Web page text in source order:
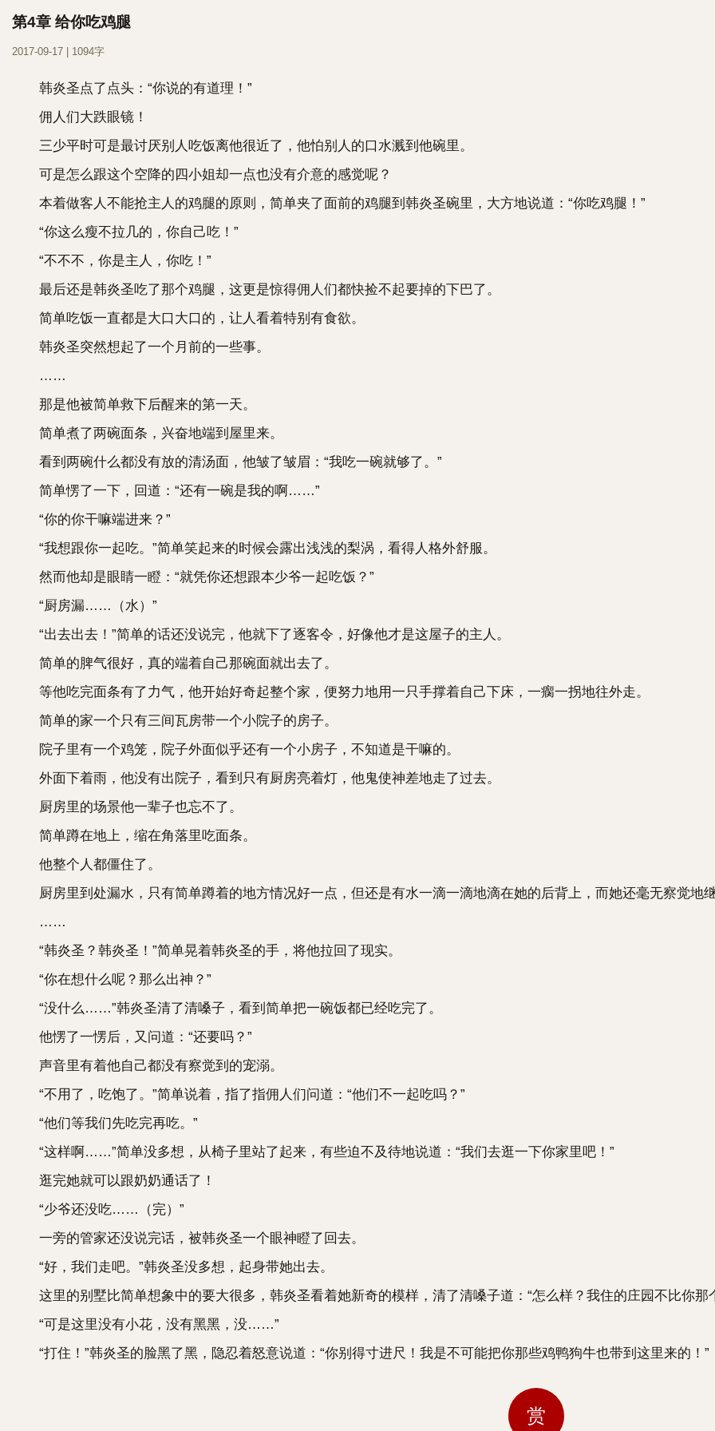
第4章 给你吃鸡腿
2017-09-17 | 1094字
韩炎圣点了点头：“你说的有道理！”
佣人们大跌眼镜！
三少平时可是最讨厌别人吃饭离他很近了，他怕别人的口水溅到他碗里。
可是怎么跟这个空降的四小姐却一点也没有介意的感觉呢？
本着做客人不能抢主人的鸡腿的原则，简单夹了面前的鸡腿到韩炎圣碗里，大方地说道：“你吃鸡腿！”
“你这么瘦不拉几的，你自己吃！”
“不不不，你是主人，你吃！”
最后还是韩炎圣吃了那个鸡腿，这更是惊得佣人们都快捡不起要掉的下巴了。
简单吃饭一直都是大口大口的，让人看着特别有食欲。
韩炎圣突然想起了一个月前的一些事。
……
那是他被简单救下后醒来的第一天。
简单煮了两碗面条，兴奋地端到屋里来。
看到两碗什么都没有放的清汤面，他皱了皱眉：“我吃一碗就够了。”
简单愣了一下，回道：“还有一碗是我的啊……”
“你的你干嘛端进来？”
“我想跟你一起吃。”简单笑起来的时候会露出浅浅的梨涡，看得人格外舒服。
然而他却是眼睛一瞪：“就凭你还想跟本少爷一起吃饭？”
“厨房漏……（水）”
“出去出去！”简单的话还没说完，他就下了逐客令，好像他才是这屋子的主人。
简单的脾气很好，真的端着自己那碗面就出去了。
等他吃完面条有了力气，他开始好奇起整个家，便努力地用一只手撑着自己下床，一瘸一拐地往外走。
简单的家一个只有三间瓦房带一个小院子的房子。
院子里有一个鸡笼，院子外面似乎还有一个小房子，不知道是干嘛的。
外面下着雨，他没有出院子，看到只有厨房亮着灯，他鬼使神差地走了过去。
厨房里的场景他一辈子也忘不了。
简单蹲在地上，缩在角落里吃面条。
他整个人都僵住了。
厨房里到处漏水，只有简单蹲着的地方情况好一点，但还是有水一滴一滴地滴在她的后背上，而她还毫无察觉地继
……
“韩炎圣？韩炎圣！”简单晃着韩炎圣的手，将他拉回了现实。
“你在想什么呢？那么出神？”
“没什么……”韩炎圣清了清嗓子，看到简单把一碗饭都已经吃完了。
他愣了一愣后，又问道：“还要吗？”
声音里有着他自己都没有察觉到的宠溺。
“不用了，吃饱了。”简单说着，指了指佣人们问道：“他们不一起吃吗？”
“他们等我们先吃完再吃。”
“这样啊……”简单没多想，从椅子里站了起来，有些迫不及待地说道：“我们去逛一下你家里吧！”
逛完她就可以跟奶奶通话了！
“少爷还没吃……（完）”
一旁的管家还没说完话，被韩炎圣一个眼神瞪了回去。
“好，我们走吧。”韩炎圣没多想，起身带她出去。
这里的别墅比简单想象中的要大很多，韩炎圣看着她新奇的模样，清了清嗓子道：“怎么样？我住的庄园不比你那
“可是这里没有小花，没有黑黑，没……”
“打住！”韩炎圣的脸黑了黑，隐忍着怒意说道：“你别得寸进尺！我是不可能把你那些鸡鸭狗牛也带到这里来的！”
赏